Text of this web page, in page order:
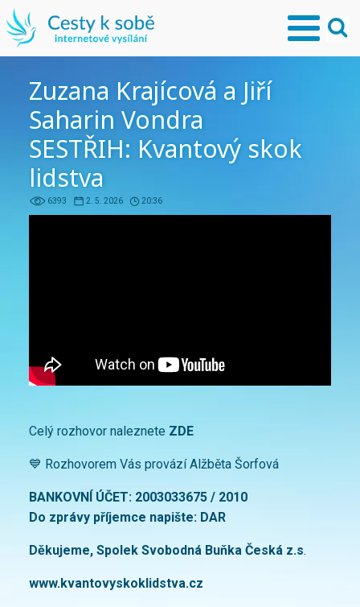
Zuzana Krajícová a Jiří
Saharin Vondra
SESTŘIH: Kvantový skok
lidstva
6393 2. 5. 2026 20:36
Celý rozhovor naleznete ZDE
💙 Rozhovorem Vás provází Alžběta Šorfová
BANKOVNÍ ÚČET: 2003033675 / 2010
Do zprávy příjemce napište: DAR
Děkujeme, Spolek Svobodná Buňka Česká z.s.
www.kvantovyskoklidstva.cz